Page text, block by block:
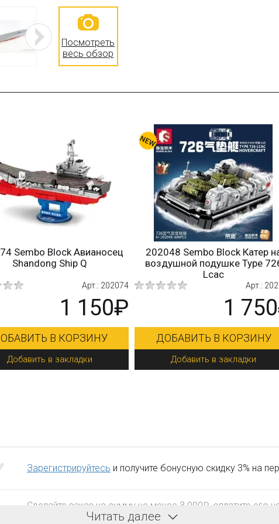
Посмотреть
весь обзор
Sembo Block Авианосец
Shandong Ship Q
Арт.: 202074
1 150₽
В КОРЗИНУ
Добавить в закладки
202048 Sembo Block Катер
воздушной подушке Type
Lcac
Арт.:
1
ДОБАВИТЬ В КОРЗИНУ
Добавить в закладки
Зарегистрируйтесь и получите бонусную скидку 3% на
Сделайте заказ на сумму не менее 3 000₽, оплатите его
компенсацию доставки.
Читать далее